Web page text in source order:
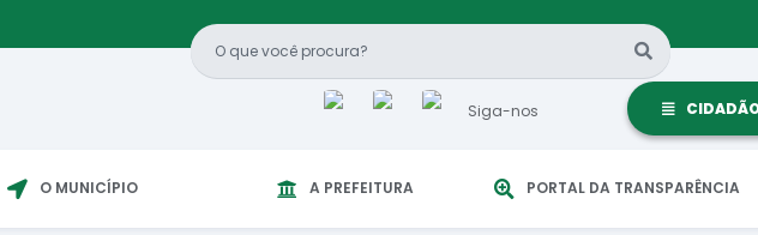
Siga-nos
O MUNICÍPIO A PREFEITURA PORTAL DA TRANSPARÊNCIA